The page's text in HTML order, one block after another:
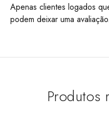
Apenas clientes logados
podem deixar uma avaliação.
Produtos